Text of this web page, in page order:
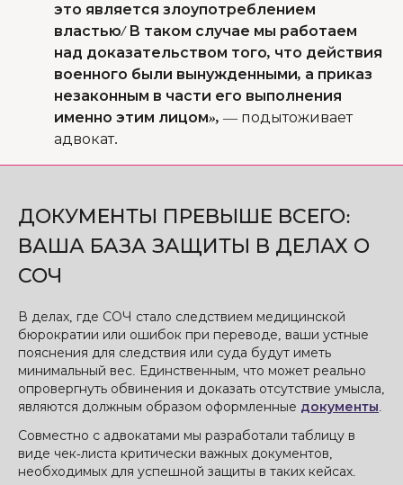
это является злоупотреблением
властью/ В таком случае мы работаем
над доказательством того, что действия
военного были вынужденными, а приказ
незаконным в части его выполнения
именно этим лицом», — подытоживает
адвокат.
ДОКУМЕНТЫ ПРЕВЫШЕ ВСЕГО:
ВАША БАЗА ЗАЩИТЫ В ДЕЛАХ О
СОЧ
В делах, где СОЧ стало следствием медицинской
бюрократии или ошибок при переводе, ваши устные
пояснения для следствия или суда будут иметь
минимальный вес. Единственным, что может реально
опровергнуть обвинения и доказать отсутствие умысла,
являются должным образом оформленные документы
Совместно с адвокатами мы разработали таблицу в
виде чек-листа критически важных документов,
необходимых для успешной защиты в таких кейсах.